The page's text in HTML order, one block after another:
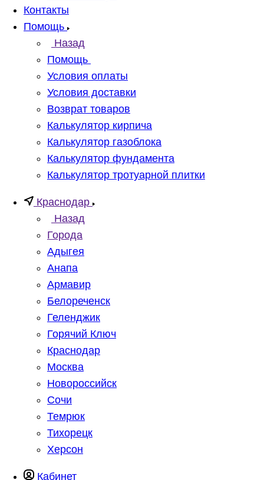
Контакты
Помощь
Назад
Помощь
Условия оплаты
Условия доставки
Возврат товаров
Калькулятор кирпича
Калькулятор газоблока
Калькулятор фундамента
Калькулятор тротуарной плитки
Краснодар
Назад
Города
Адыгея
Анапа
Армавир
Белореченск
Геленджик
Горячий Ключ
Краснодар
Москва
Новороссийск
Сочи
Темрюк
Тихорецк
Херсон
Кабинет